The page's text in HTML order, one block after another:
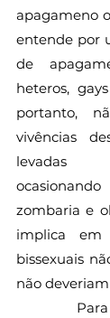
apagameno
entende por
de
heteros,
portanto,
vivências
levadas
zombaria e
implica em
bissexuais
não